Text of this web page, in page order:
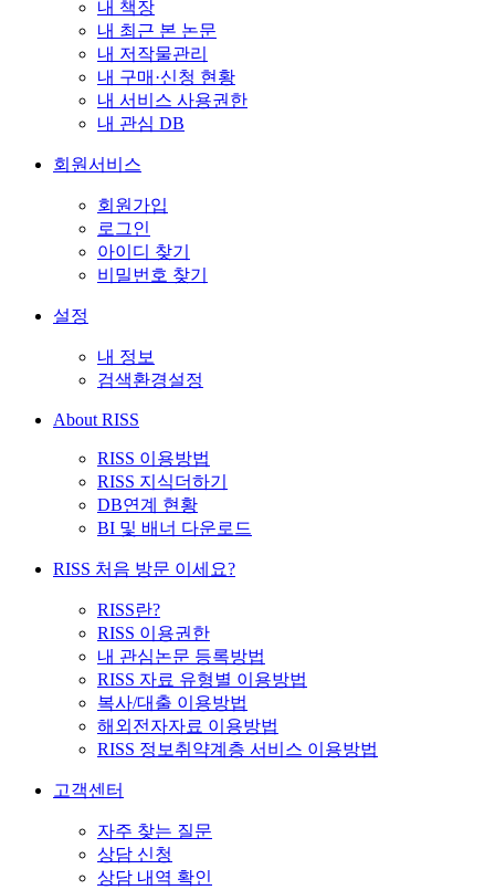
내 책장
내 최근 본 논문
내 저작물관리
내 구매·신청 현황
내 서비스 사용권한
내 관심 DB
회원서비스
회원가입
로그인
아이디 찾기
비밀번호 찾기
설정
내 정보
검색환경설정
About RISS
RISS 이용방법
RISS 지식더하기
DB연계 현황
BI 및 배너 다운로드
RISS 처음 방문 이세요?
RISS란?
RISS 이용권한
내 관심논문 등록방법
RISS 자료 유형별 이용방법
복사/대출 이용방법
해외전자자료 이용방법
RISS 정보취약계층 서비스 이용방법
고객센터
자주 찾는 질문
상담 신청
상담 내역 확인